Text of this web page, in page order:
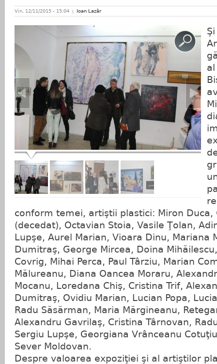
Vin, 12/11/2015 - 15:04 Ioan Lazăr
conform temei, artiştii plastici: Miron Duca,
(decedat), Octavian Stoia, Vasile Ţolan,
Lupşe, Aurel Marian, Vioara Dinu, Mariana
Dumitraş, George Mircea, Doina
Covrig, Mihai Perca, Paul Târziu, Marian
Mălureanu, Diana Oancea Moraru,
Mocanu, Loredana Chiş, Cristina Trif,
Dumitraş, Ovidiu Marian, Lucian Popa,
Radu Săsărman, Maria Mărgineanu,
Alexandru Gavrilaş, Cristina Târnovan,
Sergiu Lupşe, Georgiana Vrânceanu
Sever Moldovan.
Despre valoarea expoziţiei şi al artiştilor